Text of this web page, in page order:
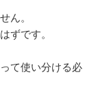
ん。
ずです。
て使い分ける必